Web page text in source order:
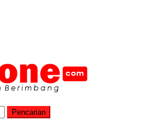
Pencarian